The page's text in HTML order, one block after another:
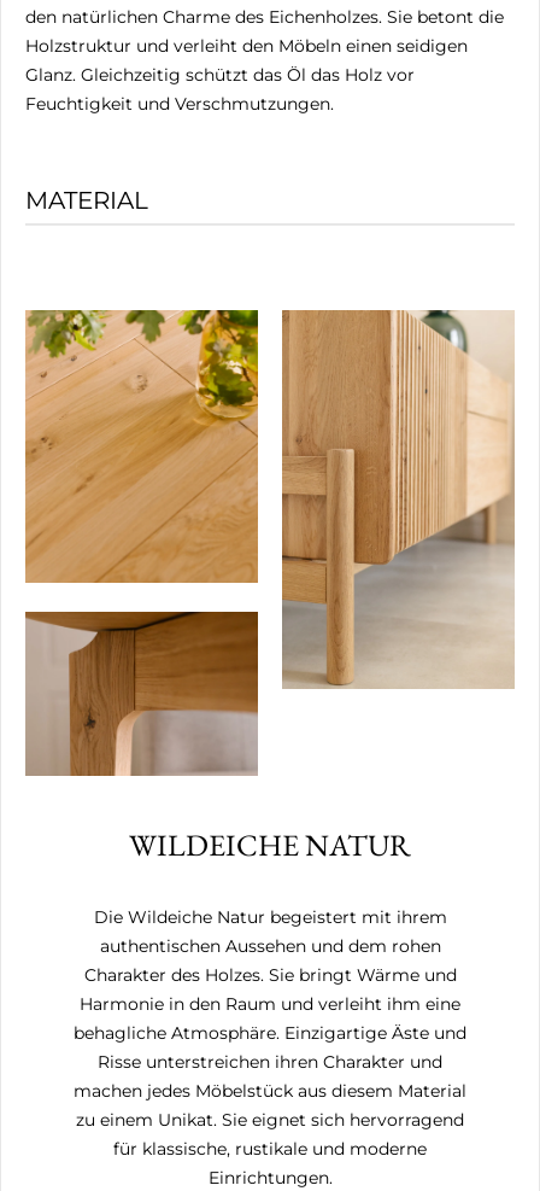
den natürlichen Charme des Eichenholzes. Sie betont die
Holzstruktur und verleiht den Möbeln einen seidigen
Glanz. Gleichzeitig schützt das Öl das Holz vor
Feuchtigkeit und Verschmutzungen.
MATERIAL
WILDEICHE NATUR
Die Wildeiche Natur begeistert mit ihrem
authentischen Aussehen und dem rohen
Charakter des Holzes. Sie bringt Wärme und
Harmonie in den Raum und verleiht ihm eine
behagliche Atmosphäre. Einzigartige Äste und
Risse unterstreichen ihren Charakter und
machen jedes Möbelstück aus diesem Material
zu einem Unikat. Sie eignet sich hervorragend
für klassische, rustikale und moderne
Einrichtungen.